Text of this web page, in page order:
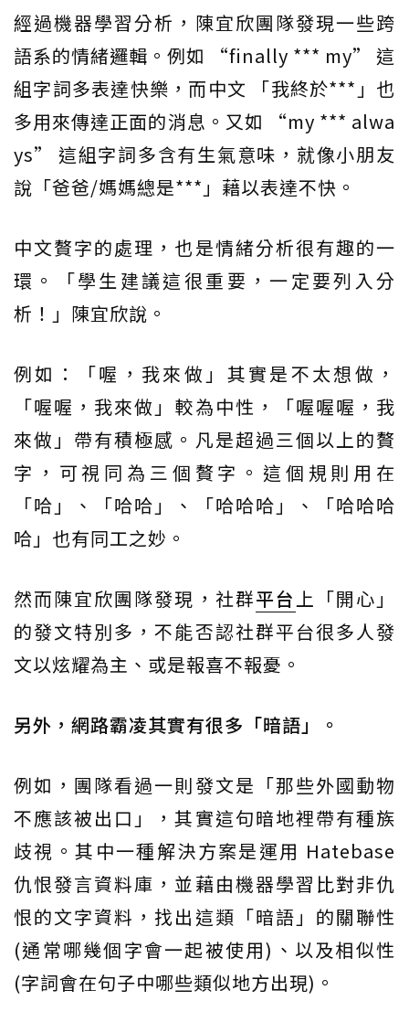
經過機器學習分析，陳宜欣團隊發現一些跨
語系的情緒邏輯。例如 “finally *** my” 這
組字詞多表達快樂，而中文 「我終於***」也
多用來傳達正面的消息。又如 “my *** alwa
ys” 這組字詞多含有生氣意味，就像小朋友
說「爸爸/媽媽總是***」藉以表達不快。
中文贅字的處理，也是情緒分析很有趣的一
環。「學生建議這很重要，一定要列入分
析！」陳宜欣說。
例如：「喔，我來做」其實是不太想做，
「喔喔，我來做」較為中性，「喔喔喔，我
來做」帶有積極感。凡是超過三個以上的贅
字，可視同為三個贅字。這個規則用在
「哈」、「哈哈」、「哈哈哈」、「哈哈哈
哈」也有同工之妙。
然而陳宜欣團隊發現，社群平台 上「開心」
的發文特別多，不能否認社群平台很多人發
文以炫耀為主、或是報喜不報憂。
另外，網路霸凌其實有很多「暗語」。
例如，團隊看過一則發文是「那些外國動物
不應該被出口」，其實這句暗地裡帶有種族
歧視。其中一種解決方案是運用 Hatebase
仇恨發言資料庫，並藉由機器學習比對非仇
恨的文字資料，找出這類「暗語」的關聯性
(通常哪幾個字會一起被使用)、以及相似性
(字詞會在句子中哪些類似地方出現)。